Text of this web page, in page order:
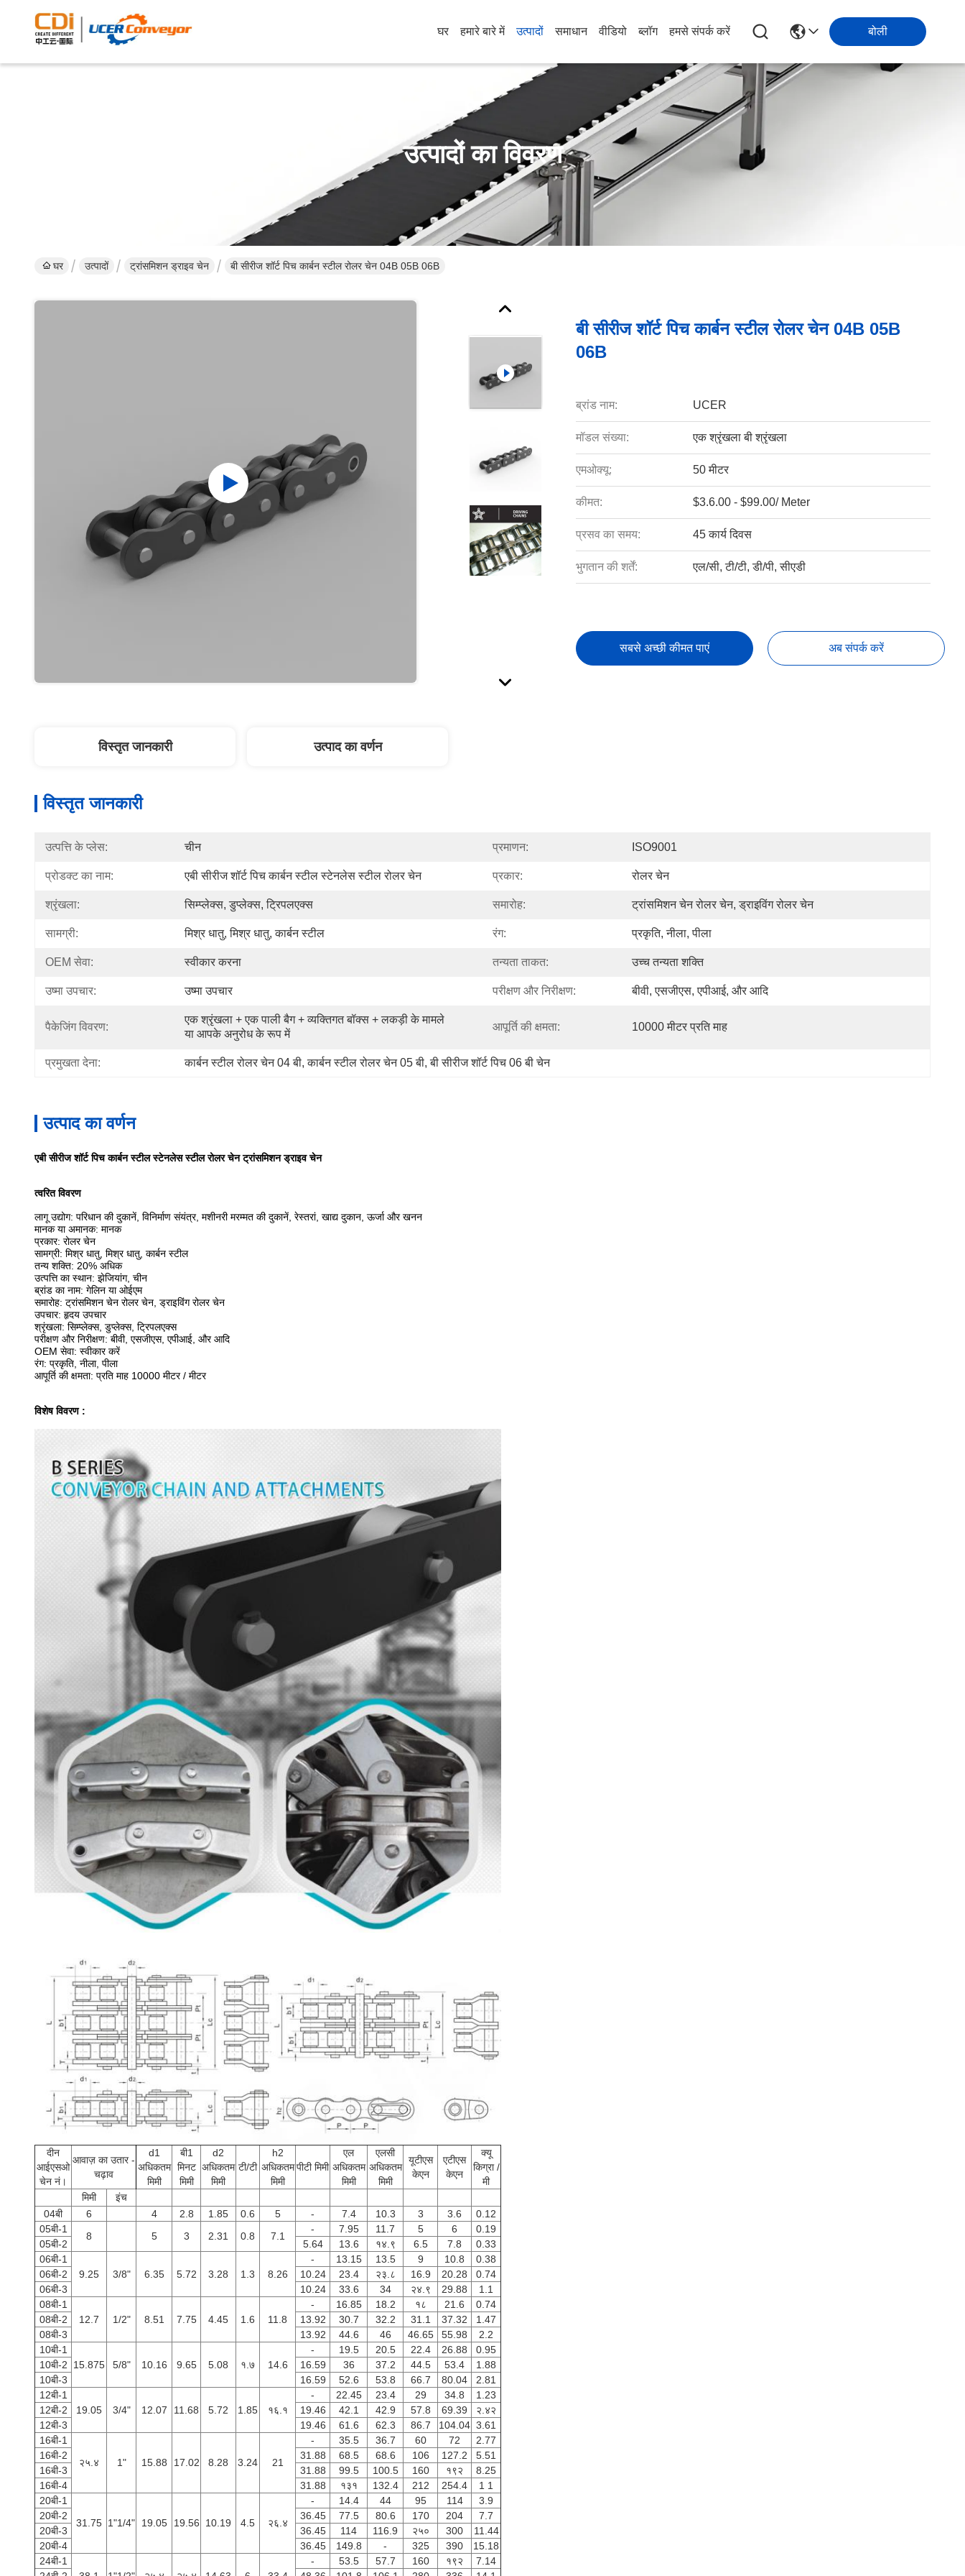
घर हमारे बारे में उत्पादों समाधान वीडियो ब्लॉग हमसे संपर्क करें बोली
उत्पादों का विवरण
घर उत्पादों ट्रांसमिशन ड्राइव चेन बी सीरीज शॉर्ट पिच कार्बन स्टील रोलर चेन 04B 05B 06B
बी सीरीज शॉर्ट पिच कार्बन स्टील रोलर चेन 04B 05B
06B
ब्रांड नाम: UCER
मॉडल संख्या: एक श्रृंखला बी श्रृंखला
एमओक्यू: 50 मीटर
कीमत: $3.6.00 - $99.00/ Meter
प्रसव का समय: 45 कार्य दिवस
भुगतान की शर्तें: एल/सी, टी/टी, डी/पी, सीएडी
सबसे अच्छी कीमत पाएं अब संपर्क करें
विस्तृत जानकारी उत्पाद का वर्णन
विस्तृत जानकारी
उत्पत्ति के प्लेस: चीन प्रमाणन: ISO9001
प्रोडक्ट का नाम: एबी सीरीज शॉर्ट पिच कार्बन स्टील स्टेनलेस स्टील रोलर चेन प्रकार: रोलर चेन
श्रृंखला: सिम्प्लेक्स, डुप्लेक्स, ट्रिपलएक्स समारोह: ट्रांसमिशन चेन रोलर चेन, ड्राइविंग रोलर चेन
सामग्री: मिश्र धातु, मिश्र धातु, कार्बन स्टील रंग: प्रकृति, नीला, पीला
OEM सेवा: स्वीकार करना तन्यता ताकत: उच्च तन्यता शक्ति
उष्मा उपचार: उष्मा उपचार परीक्षण और निरीक्षण: बीवी, एसजीएस, एपीआई, और आदि
पैकेजिंग विवरण:
एक श्रृंखला + एक पाली बैग + व्यक्तिगत बॉक्स + लकड़ी के मामले
या आपके अनुरोध के रूप में
आपूर्ति की क्षमता: 10000 मीटर प्रति माह
प्रमुखता देना: कार्बन स्टील रोलर चेन 04 बी, कार्बन स्टील रोलर चेन 05 बी, बी सीरीज शॉर्ट पिच 06 बी चेन
उत्पाद का वर्णन
एबी सीरीज शॉर्ट पिच कार्बन स्टील स्टेनलेस स्टील रोलर चेन ट्रांसमिशन ड्राइव चेन
त्वरित विवरण
लागू उद्योग: परिधान की दुकानें, विनिर्माण संयंत्र, मशीनरी मरम्मत की दुकानें, रेस्तरां, खाद्य दुकान, ऊर्जा और खनन
मानक या अमानक: मानक
प्रकार: रोलर चेन
सामग्री: मिश्र धातु, मिश्र धातु, कार्बन स्टील
तन्य शक्ति: 20% अधिक
उत्पत्ति का स्थान: झेजियांग, चीन
ब्रांड का नाम: गेलिन या ओईएम
समारोह: ट्रांसमिशन चेन रोलर चेन, ड्राइविंग रोलर चेन
उपचार: हृदय उपचार
श्रृंखला: सिम्प्लेक्स, डुप्लेक्स, ट्रिपलएक्स
परीक्षण और निरीक्षण: बीवी, एसजीएस, एपीआई, और आदि
OEM सेवा: स्वीकार करें
रंग: प्रकृति, नीला, पीला
आपूर्ति की क्षमता: प्रति माह 10000 मीटर / मीटर
विशेष विवरण :
दीन
आईएसओ
चेन नं।
आवाज़ का उतार -
चढ़ाव
d1
अधिकतम
मिमी
बी1
मिनट
मिमी
d2
अधिकतम
मिमी
टी/टी
h2
अधिकतम
मिमी
पीटी मिमी
एल
अधिकतम
मिमी
एलसी
अधिकतम
मिमी
यूटीएस
केएन
एटीएस
केएन
क्यू
किग्रा /
मी
मिमी
इंच
04बी
6 4 2.8 1.85 0.6 5 - 7.4 10.3 3 3.6
0.12
05बी-1
8 5 3 2.31 0.8 7.1
- 7.95 11.7 5 6
0.19
05बी-2
5.64 13.6 १४.९ 6.5 7.8
0.33
06बी-1
9.25
3/8" 6.35 5.72 3.28 1.3 8.26
- 13.15 13.5 9 10.8
0.38
06बी-2
10.24 23.4 २३.८ 16.9 20.28
0.74
06बी-3
10.24 33.6 34 २४.९ 29.88
1.1
08बी-1
12.7
1/2" 8.51 7.75 4.45 1.6 11.8
- 16.85 18.2 १८ 21.6
0.74
08बी-2
13.92 30.7 32.2 31.1 37.32
1.47
08बी-3
13.92 44.6 46 46.65 55.98
2.2
10बी-1
15.875
5/8" 10.16 9.65 5.08 १.७ 14.6
- 19.5 20.5 22.4 26.88
0.95
10बी-2
16.59 36 37.2 44.5 53.4
1.88
10बी-3
16.59 52.6 53.8 66.7 80.04
2.81
12बी-1
19.05
3/4" 12.07 11.68 5.72 1.85 १६.१
- 22.45 23.4 29 34.8
1.23
12बी-2
19.46 42.1 42.9 57.8 69.39
२.४२
12बी-3
19.46 61.6 62.3 86.7 104.04 3.61
16बी-1
२५.४
1" 15.88 17.02 8.28 3.24 21
- 35.5 36.7 60 72
2.77
16बी-2
31.88 68.5 68.6 106 127.2
5.51
16बी-3
31.88 99.5 100.5 160 १९२
8.25
16बी-4
31.88 १३१ 132.4 212 254.4
1 1
20बी-1
31.75 1"1/4" 19.05 19.56 10.19 4.5 २६.४
- 14.4 44 95 114
3.9
20बी-2
36.45 77.5 80.6 170 204
7.7
20बी-3
36.45 114 116.9 २५० 300
11.44
20बी-4
36.45 149.8 - 325 390
15.18
24बी-1
- 53.5 57.7 160 १९२
7.14